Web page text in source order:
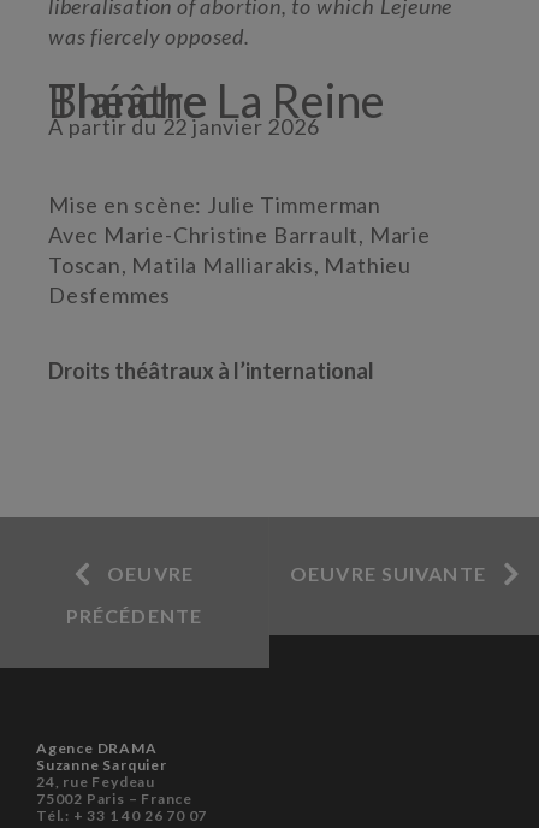
liberalisation of abortion, to which Lejeune
was fiercely opposed.
Théâtre La Reine Blanche
A partir du 22 janvier 2026
Mise en scène: Julie Timmerman
Avec Marie-Christine Barrault, Marie
Toscan, Matila Malliarakis, Mathieu
Desfemmes
Droits théâtraux à l’international
OEUVRE
PRÉCÉDENTE
OEUVRE SUIVANTE
Agence DRAMA
Suzanne Sarquier
24, rue Feydeau
75002 Paris – France
Tél.: + 33 1 40 26 70 07